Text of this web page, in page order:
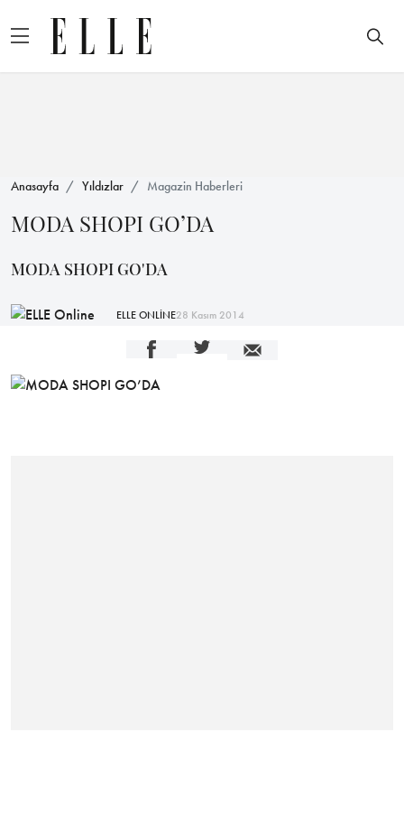
Anasayfa Yıldızlar Magazin Haberleri
MODA SHOPI GO’DA
MODA SHOPI GO'DA
ELLE ONLİNE28 Kasım 2014